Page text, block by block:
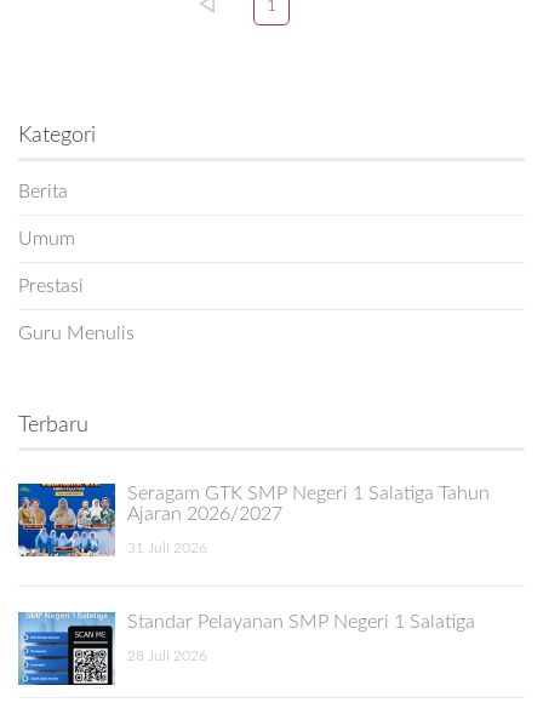
1
Kategori
Berita
Umum
Prestasi
Guru Menulis
Terbaru
Seragam GTK SMP Negeri 1 Salatiga Tahun
Ajaran 2026/2027
31 Juli 2026
Standar Pelayanan SMP Negeri 1 Salatiga
28 Juli 2026